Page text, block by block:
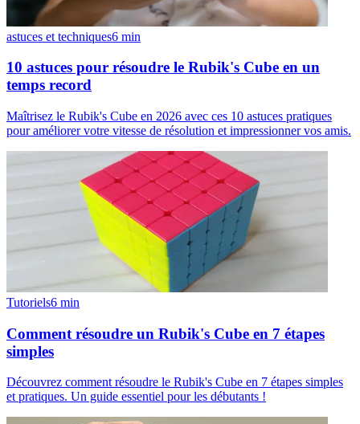
astuces et techniques6 min
10 astuces pour résoudre le Rubik's Cube en un
temps record
Maîtrisez le Rubik's Cube en 2026 avec ces 10 astuces pratiques
pour améliorer votre vitesse de résolution et impressionner vos amis.
Tutoriels6 min
Comment résoudre un Rubik's Cube en 7 étapes
simples
Découvrez comment résoudre le Rubik's Cube en 7 étapes simples
et pratiques. Un guide essentiel pour les débutants !